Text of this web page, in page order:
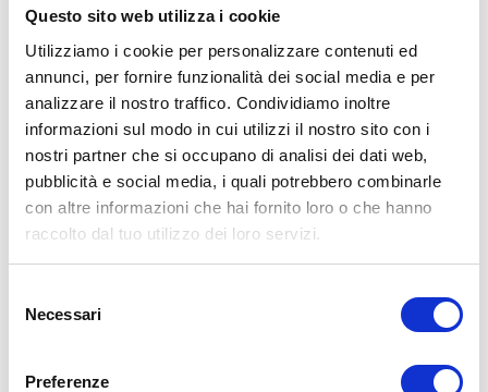
Questo sito web utilizza i cookie
Utilizziamo i cookie per personalizzare contenuti ed
annunci, per fornire funzionalità dei social media e per
analizzare il nostro traffico. Condividiamo inoltre
informazioni sul modo in cui utilizzi il nostro sito con i
nostri partner che si occupano di analisi dei dati web,
pubblicità e social media, i quali potrebbero combinarle
con altre informazioni che hai fornito loro o che hanno
raccolto dal tuo utilizzo dei loro servizi.
delNecessari
Preferenze